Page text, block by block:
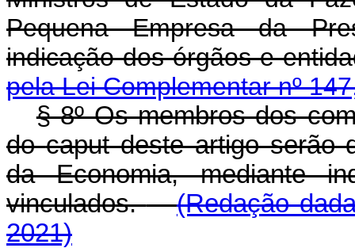
Pequena Empresa da
indicação dos órgãos e
pela Lei Complementar nº
§ 8º Os membros dos
docaputdeste artigo serão
da Economia, mediante
vinculados.
(Redação
2021)